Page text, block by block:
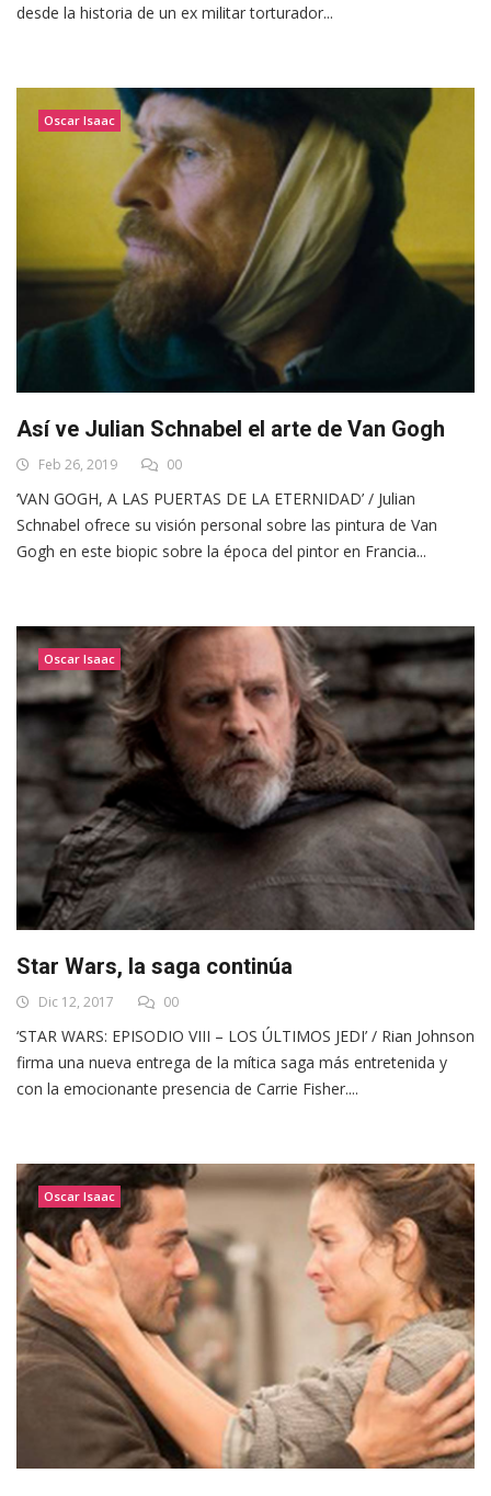
desde la historia de un ex militar torturador...
Oscar Isaac
Así ve Julian Schnabel el arte de Van Gogh
Feb 26, 2019 00
‘VAN GOGH, A LAS PUERTAS DE LA ETERNIDAD’ / Julian
Schnabel ofrece su visión personal sobre las pintura de Van
Gogh en este biopic sobre la época del pintor en Francia...
Oscar Isaac
Star Wars, la saga continúa
Dic 12, 2017 00
‘STAR WARS: EPISODIO VIII – LOS ÚLTIMOS JEDI’ / Rian Johnson
firma una nueva entrega de la mítica saga más entretenida y
con la emocionante presencia de Carrie Fisher....
Oscar Isaac